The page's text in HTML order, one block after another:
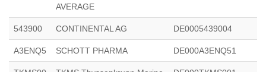
AVERAGE
543900 CONTINENTAL AG DE0005439004
A3ENQ5 SCHOTT PHARMA DE000A3ENQ51